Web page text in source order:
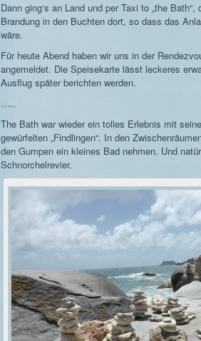
Dann ging‘s an Land und per Taxi to „the
Brandung in den Buchten dort, so dass das
wäre.
Für heute Abend haben wir uns in der
angemeldet. Die Speisekarte lässt leckeres
Ausflug später berichten werden.
…..
The Bath war wieder ein tolles Erlebnis mit
gewürfelten „Findlingen“. In den
den Gumpen ein kleines Bad nehmen. Und
Schnorchelrevier.